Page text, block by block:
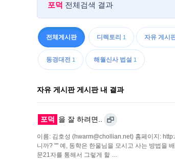
포덕 전체검색 결과
전체게시판 디렉토리 1 자유 게시
동경대전 1 해월신사 법설 1
자유 게시판 게시판 내 결과
포덕 을 잘 하려면..
이름: 김호성 (hwarm@chollian.net) 홈페이지:
니까? "" 예, 동학은 한울님을 모시고 사는 방법을
문21자를 통해서 그렇게 할 …